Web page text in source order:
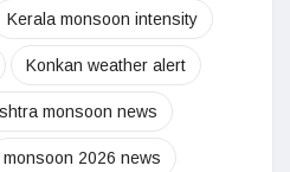
Kerala monsoon intensity
Konkan weather alert
monsoon news
monsoon 2026 news